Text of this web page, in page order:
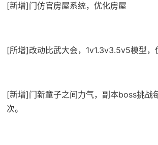
[新增]门仿官房屋系统，优化房屋
[所增]改动比武大会，1v1.3v3.5v5模型，
[新增]门新童子之间力气，副本boss挑战
次。